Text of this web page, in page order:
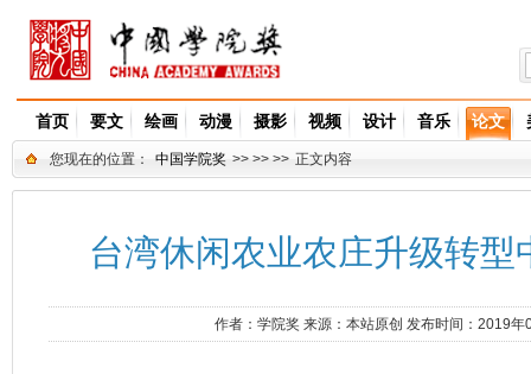
首页 要文 绘画 动漫 摄影 视频 设计 音乐 论文
您现在的位置： 中国学院奖 >> >> >> 正文内容
台湾休闲农业农庄升级转型
作者： 学院奖 来源： 本站原创 发布时间：2019